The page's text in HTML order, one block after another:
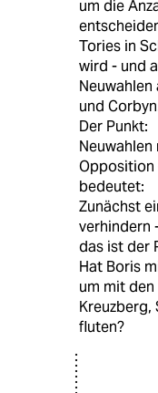
um die
Tories in
wird - und
und
Der Punkt:
Opposition
bedeutet:
Zunächst
verhindern
das ist der
Hat Boris
um mit
Kreuzberg,
fluten?